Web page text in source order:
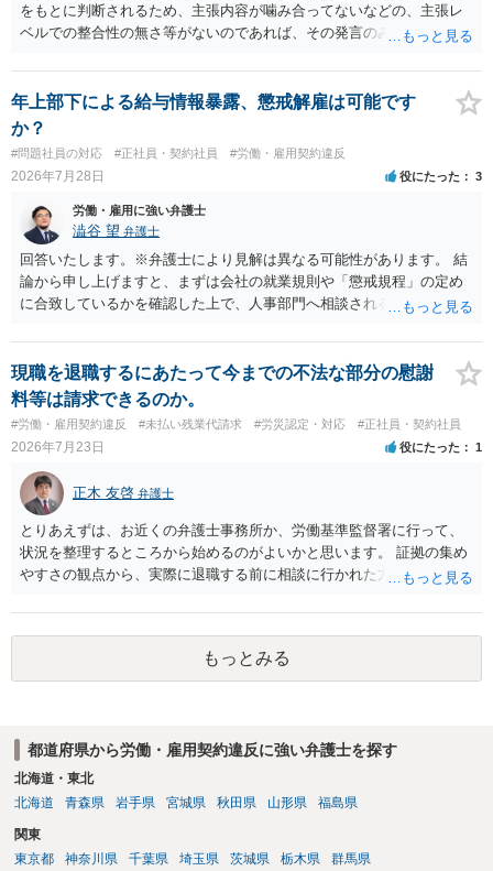
をもとに判断されるため、主張内容が噛み合ってないなどの、主張レ
ベルでの整合性の無さ等がないのであれば、その発言のみで大きく不
年上部下による給与情報暴露、懲戒解雇は可能です
か？
#問題社員の対応 #正社員・契約社員 #労働・雇用契約違反
2026年7月28日 役にたった 3
労働・雇用に強い弁護士
澁谷 望 弁護士
回答いたします。※弁護士により見解は異なる可能性があります。 結
論から申し上げますと、まずは会社の就業規則や「懲戒規程」の定め
に合致しているかを確認した上で、人事部門へ相談されることが最優
ものの、重い懲戒処分の対象には十分なり得ます。 名誉や評価の回復
については、会社側に「部下の不正行為による情報漏洩」と正式に認
定させ、誤認した他部署への適切なフォローや周知を求めるのが有効
です。 あるいは、懲戒があったことを社内で周知される手続があるの
ならば、それにより軽微ながら回復はできるかもしれません。 さらに
個人としても、相手に対してプライバシー侵害等に基づく損害賠償
（慰謝料）を請求する選択肢がありえます（ただし、金額は多額にな
らない可能性があります。）。
現職を退職するにあたって今までの不法な部分の慰謝
料等は請求できるのか。
#労働・雇用契約違反 #未払い残業代請求 #労災認定・対応 #正社員・契約社員
2026年7月23日 役にたった 1
正木 友啓 弁護士
とりあえずは、お近くの弁護士事務所か、労働基準監督署に行って、
状況を整理するところから始めるのがよいかと思います。 証拠の集め
やすさの観点から、実際に退職する前に相談に行かれた方がよいかと
もっとみる
都道府県から労働・雇用契約違反に強い弁護士を探す
北海道・東北
北海道
青森県 岩手県 宮城県 秋田県 山形県 福島県
関東
東京都
神奈川県 千葉県 埼玉県 茨城県 栃木県 群馬県